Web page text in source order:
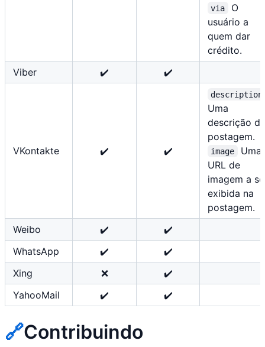
via
O
usuário a
quem dar
crédito.
Viber
✔️ ✔️
VKontakte ✔️ ✔️
description
Uma
descrição da
postagem.
image
Uma
URL de
imagem a
exibida na
postagem.
Weibo
✔️
✔️
WhatsApp
✔️
✔️
Xing
❌
✔️
YahooMail
✔️ ✔️
🔗Contribuindo